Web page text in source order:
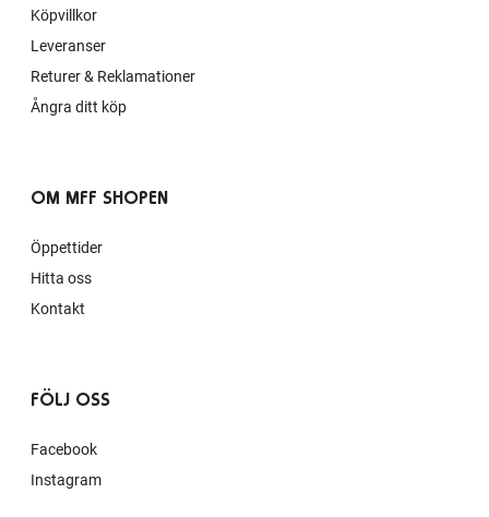
Köpvillkor
Leveranser
Returer & Reklamationer
Ångra ditt köp
OM MFF SHOPEN
Öppettider
Hitta oss
Kontakt
FÖLJ OSS
Facebook
Instagram